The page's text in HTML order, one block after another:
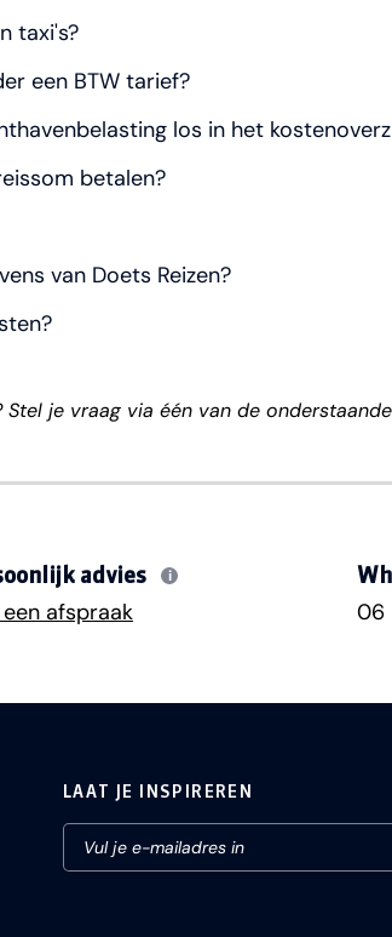
taxi's?
een BTW tarief?
los in het
betalen?
van Doets Reizen?
je vraag via één van de
advies i
een afspraak 06
LAAT JE INSPIREREN